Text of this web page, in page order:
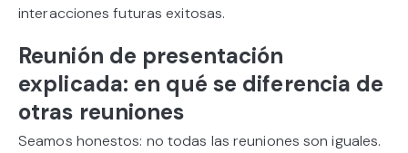
interacciones futuras exitosas.
Reunión de presentación
explicada: en qué se diferencia de
otras reuniones
Seamos honestos: no todas las reuniones son iguales.